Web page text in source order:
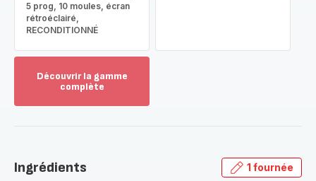
5 prog, 10 moules, écran
rétroéclairé,
RECONDITIONNÉ
Découvrir la gamme
complète
gamme
Ingrédients 1 fournée